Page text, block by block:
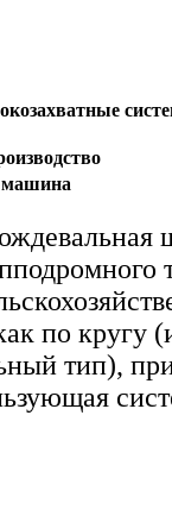
машина
по
тип),